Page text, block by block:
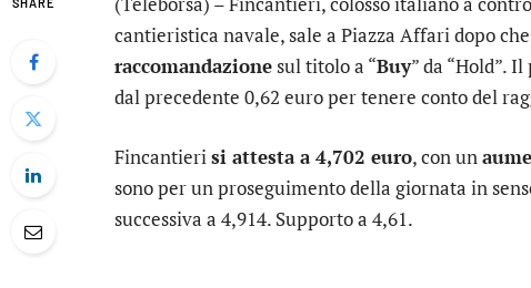
cantieristica navale, sale a Piazza Affari dopo
raccomandazionesul titolo a “Buy” da “Hold”.
dal precedente 0,62 euro per tenere conto del
Fincantierisi attesta a 4,702 euro, con un
sono per un proseguimento della giornata in
successiva a 4,914. Supporto a 4,61.